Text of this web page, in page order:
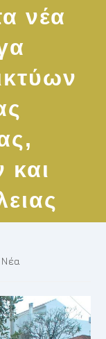
νέα
Νέα